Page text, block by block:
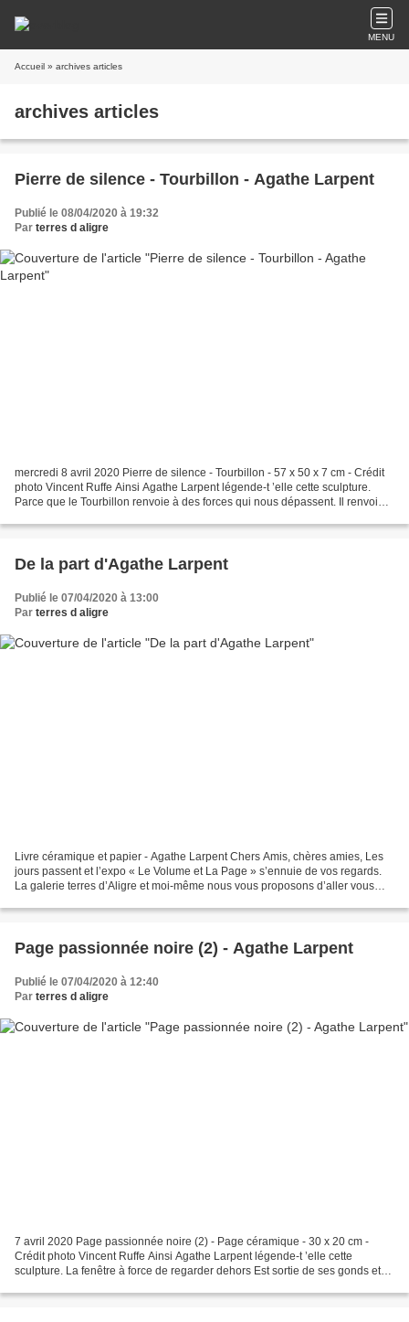
MENU
Accueil » archives articles
archives articles
Pierre de silence - Tourbillon - Agathe Larpent
Publié le 08/04/2020 à 19:32
Par terres d aligre
mercredi 8 avril 2020 Pierre de silence - Tourbillon - 57 x 50 x 7 cm - Crédit
photo Vincent Ruffe Ainsi Agathe Larpent légende-t ’elle cette sculpture.
Parce que le Tourbillon renvoie à des forces qui nous dépassent. Il renvoie
De la part d'Agathe Larpent
Publié le 07/04/2020 à 13:00
Par terres d aligre
Livre céramique et papier - Agathe Larpent Chers Amis, chères amies, Les
jours passent et l’expo « Le Volume et La Page » s’ennuie de vos regards.
La galerie terres d’Aligre et moi-même nous vous proposons d’aller vous
Page passionnée noire (2) - Agathe Larpent
Publié le 07/04/2020 à 12:40
Par terres d aligre
7 avril 2020 Page passionnée noire (2) - Page céramique - 30 x 20 cm -
Crédit photo Vincent Ruffe Ainsi Agathe Larpent légende-t ’elle cette
sculpture. La fenêtre à force de regarder dehors Est sortie de ses gonds et